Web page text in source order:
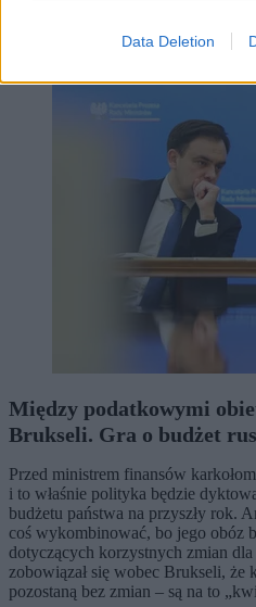
Data Deletion
Między podatkowymi
Brukseli. Gra o budżet
Przed ministrem finansów
i to właśnie polityka będzie
budżetu państwa na przyszły rok.
coś wykombinować, bo jego obóz
dotyczących korzystnych zmian
zobowiązał się wobec Brukseli,
pozostaną bez zmian – są na to